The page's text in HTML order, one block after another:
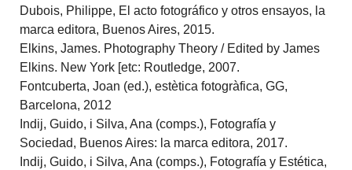
Dubois, Philippe, El acto fotográfico y otros ensayos, la
marca editora, Buenos Aires, 2015.
Elkins, James. Photography Theory / Edited by James
Elkins. New York [etc: Routledge, 2007.
Fontcuberta, Joan (ed.), estètica fotogràfica, GG,
Barcelona, 2012
Indij, Guido, i Silva, Ana (comps.), Fotografía y
Sociedad, Buenos Aires: la marca editora, 2017.
Indij, Guido, i Silva, Ana (comps.), Fotografía y Estética,